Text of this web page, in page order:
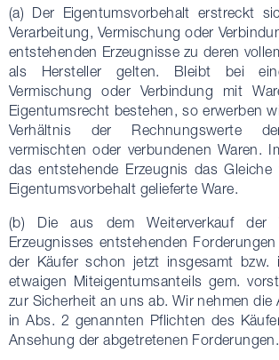
(a) Der Eigentumsvorbehalt erstreckt
Verarbeitung, Vermischung oder
entstehenden Erzeugnisse zu deren
als Hersteller gelten. Bleibt bei
Vermischung oder Verbindung mit
Eigentumsrecht bestehen, so erwerben
Verhältnis der Rechnungswerte
vermischten oder verbundenen Waren.
das entstehende Erzeugnis das
Eigentumsvorbehalt gelieferte Ware.
(b) Die aus dem Weiterverkauf der
Erzeugnisses entstehenden
der Käufer schon jetzt insgesamt bzw.
etwaigen Miteigentumsanteils gem.
zur Sicherheit an uns ab. Wir nehmen die
in Abs. 2 genannten Pflichten des
Ansehung der abgetretenen Forderungen.